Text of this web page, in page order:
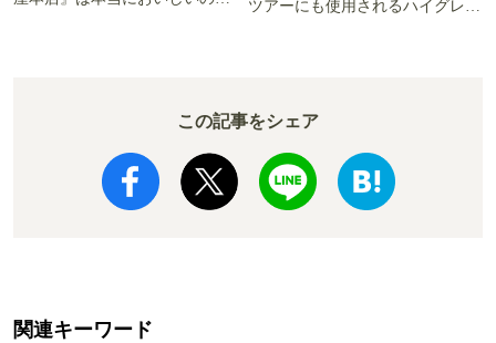
ツアーにも使用されるハイグレー
この記事をシェア
関連キーワード